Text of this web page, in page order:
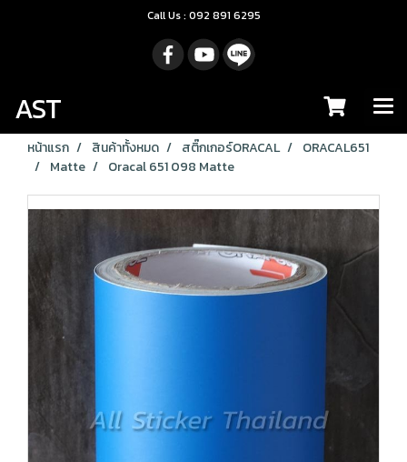
Call Us : 092 891 6295
AST
หน้าแรก สินค้าทั้งหมด สติ๊กเกอร์ORACAL
ORACAL651
Matte
Oracal 651 098 Matte